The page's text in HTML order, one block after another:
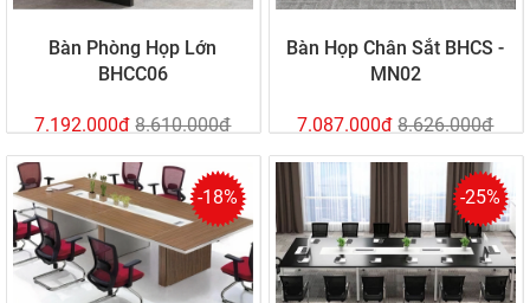
Bàn Phòng Họp Lớn
BHCC06
7.192.000đ 8.610.000đ
Bàn Họp Chân Sắt BHCS -
MN02
7.087.000đ 8.626.000đ
-18% -25%